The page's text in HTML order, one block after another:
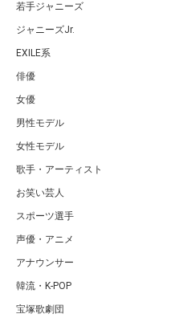
若手ジャニーズ
ジャニーズJr.
EXILE系
俳優
女優
男性モデル
女性モデル
歌手・アーティスト
お笑い芸人
スポーツ選手
声優・アニメ
アナウンサー
韓流・K-POP
宝塚歌劇団